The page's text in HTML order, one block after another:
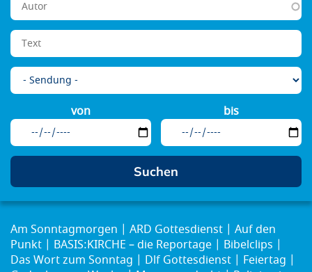
von bis
Am Sonntagmorgen ARD Gottesdienst
Auf den
Punkt
BASIS:KIRCHE – die Reportage
Bibelclips
Das Wort zum Sonntag
Dlf Gottesdienst
Feiertag